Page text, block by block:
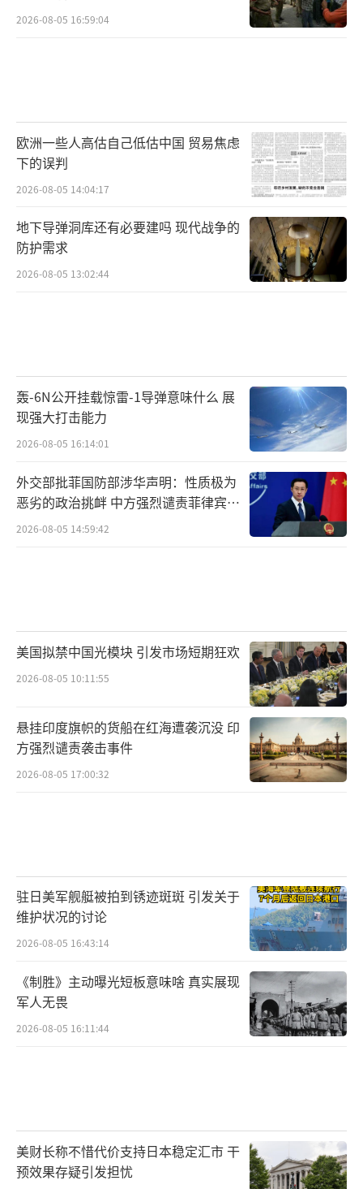
2026-08-05 16:59:04
欧洲一些人高估自己低估中国 贸易焦虑
下的误判
2026-08-05 14:04:17
地下导弹洞库还有必要建吗 现代战争的
防护需求
2026-08-05 13:02:44
轰-6N公开挂载惊雷-1导弹意味什么 展
现强大打击能力
2026-08-05 16:14:01
外交部批菲国防部涉华声明：性质极为
恶劣的政治挑衅 中方强烈谴责菲律宾行
为
2026-08-05 14:59:42
美国拟禁中国光模块 引发市场短期狂欢
2026-08-05 10:11:55
悬挂印度旗帜的货船在红海遭袭沉没 印
方强烈谴责袭击事件
2026-08-05 17:00:32
驻日美军舰艇被拍到锈迹斑斑 引发关于
维护状况的讨论
2026-08-05 16:43:14
《制胜》主动曝光短板意味啥 真实展现
军人无畏
2026-08-05 16:11:44
美财长称不惜代价支持日本稳定汇市 干
预效果存疑引发担忧